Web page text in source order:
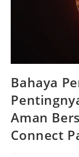
Bahaya
Aman
Connect